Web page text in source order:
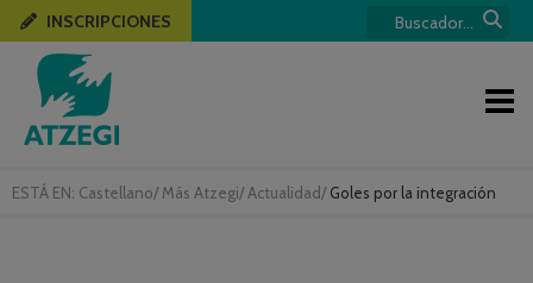
ESTÁ EN: Castellano/ Más Atzegi/ Actualidad/ Goles por la integración
INSCRIPCIONES